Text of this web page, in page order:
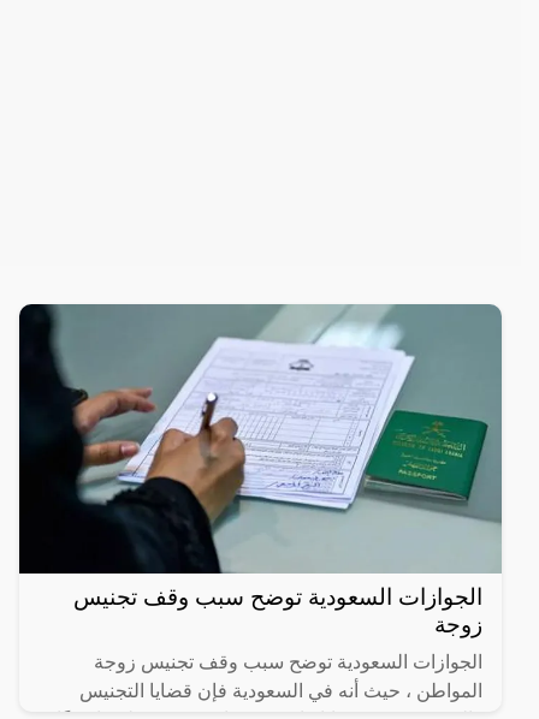
الجوازات السعودية توضح سبب وقف تجنيس
زوجة
الجوازات السعودية توضح سبب وقف تجنيس زوجة
المواطن ، حيث أنه في السعودية فإن قضايا التجنيس